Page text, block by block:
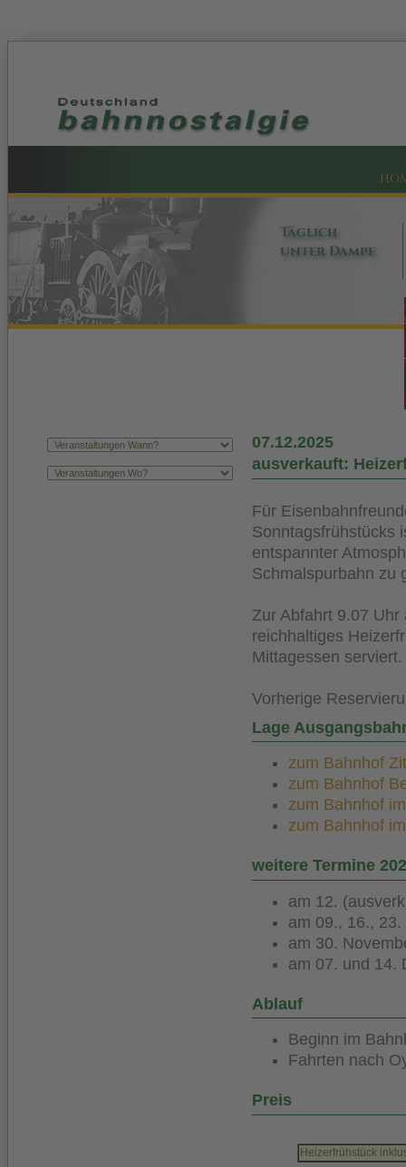
Täglich
unter Dampf
07.12.2025
ausverkauft:
Für
Sonntagsfrühstücks
entspannter
Schmalspurbahn zu
Zur Abfahrt 9.07
reichhaltiges
Mittagessen serviert.
Vorherige
Lage
zum Bahnhof
zum Bahnhof
zum Bahnhof
zum Bahnhof
weitere Termine
am 12.
am 09., 16.,
am 30.
am 07. und 14.
Ablauf
Beginn im
Fahrten nach
Preis
Heizerfrühstück